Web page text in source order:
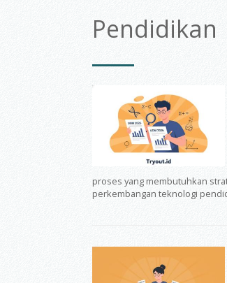
Pendidikan
proses yang membutuhkan
perkembangan teknologi